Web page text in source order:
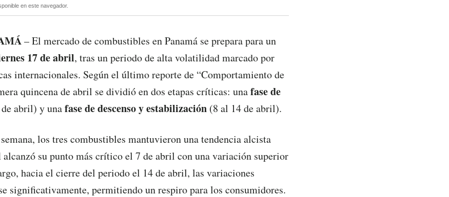
en este navegador.
– El mercado de combustibles en Panamá se prepara para un
17 de abril, tras un periodo de alta volatilidad marcado por
internacionales. Según el último reporte de “Comportamiento de
quincena de abril se dividió en dos etapas críticas: unafase de
abril) y unafase de descenso y estabilización (8 al 14 de abril).
los tres combustibles mantuvieron una tendencia alcista
alcanzó su punto más crítico el 7 de abril con una variación superior
hacia el cierre del periodo el 14 de abril, las variaciones
significativamente, permitiendo un respiro para los consumidores.